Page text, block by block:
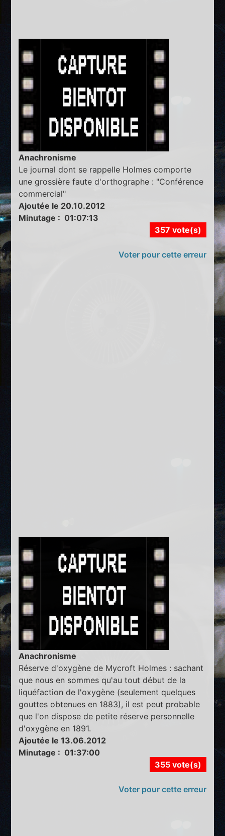
Anachronisme
Le journal dont se rappelle Holmes comporte
une grossière faute d'orthographe : "Conférence
commercial"
Ajoutée le 20.10.2012
Minutage : 01:07:13
357 vote(s)
Voter pour cette erreur
Anachronisme
Réserve d'oxygène de Mycroft Holmes : sachant
que nous en sommes qu'au tout début de la
liquéfaction de l'oxygène (seulement quelques
gouttes obtenues en 1883), il est peut probable
que l'on dispose de petite réserve personnelle
d'oxygène en 1891.
Ajoutée le 13.06.2012
Minutage : 01:37:00
355 vote(s)
Voter pour cette erreur